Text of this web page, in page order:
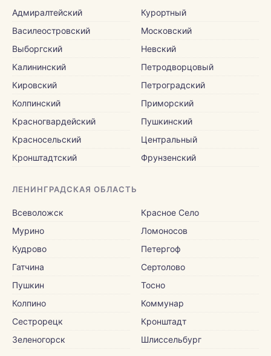
Адмиралтейский
Василеостровский
Выборгский
Калининский
Кировский
Колпинский
Красногвардейский
Красносельский
Кронштадтский
Курортный
Московский
Невский
Петродворцовый
Петроградский
Приморский
Пушкинский
Центральный
Фрунзенский
ЛЕНИНГРАДСКАЯ ОБЛАСТЬ
Всеволожск
Мурино
Кудрово
Гатчина
Пушкин
Колпино
Сестрорецк
Зеленогорск
Красное Село
Ломоносов
Петергоф
Сертолово
Тосно
Коммунар
Кронштадт
Шлиссельбург